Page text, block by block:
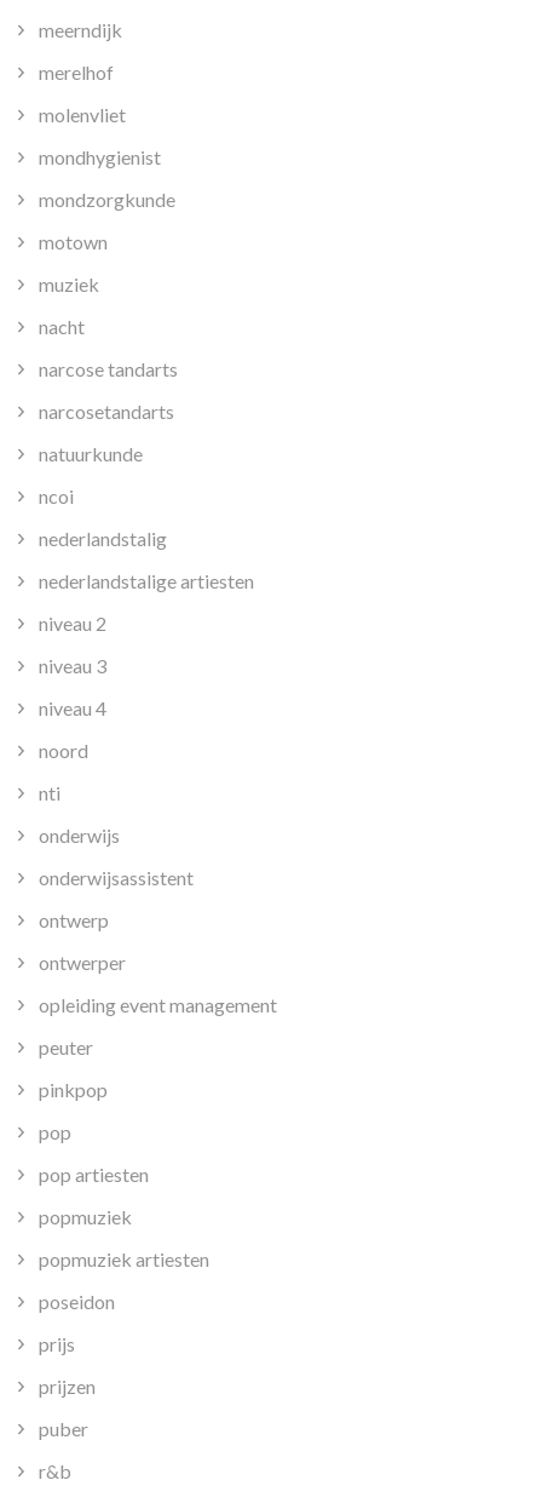
meerndijk
merelhof
molenvliet
mondhygienist
mondzorgkunde
motown
muziek
nacht
narcose tandarts
narcosetandarts
natuurkunde
ncoi
nederlandstalig
nederlandstalige artiesten
niveau 2
niveau 3
niveau 4
noord
nti
onderwijs
onderwijsassistent
ontwerp
ontwerper
opleiding event management
peuter
pinkpop
pop
pop artiesten
popmuziek
popmuziek artiesten
poseidon
prijs
prijzen
puber
r&b